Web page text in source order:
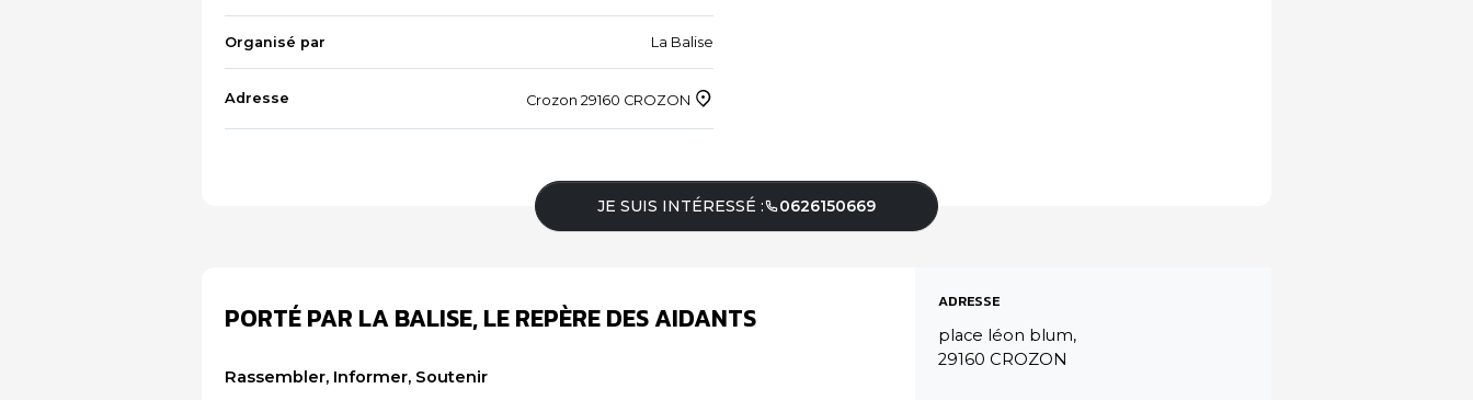
Organisé par La Balise
Adresse Crozon 29160 CROZON
JE SUIS INTÉRESSÉ : 0626150669
PORTÉ PAR LA BALISE, LE REPÈRE DES AIDANTS
Rassembler, Informer, Soutenir
ADRESSE
place léon blum,
29160 CROZON